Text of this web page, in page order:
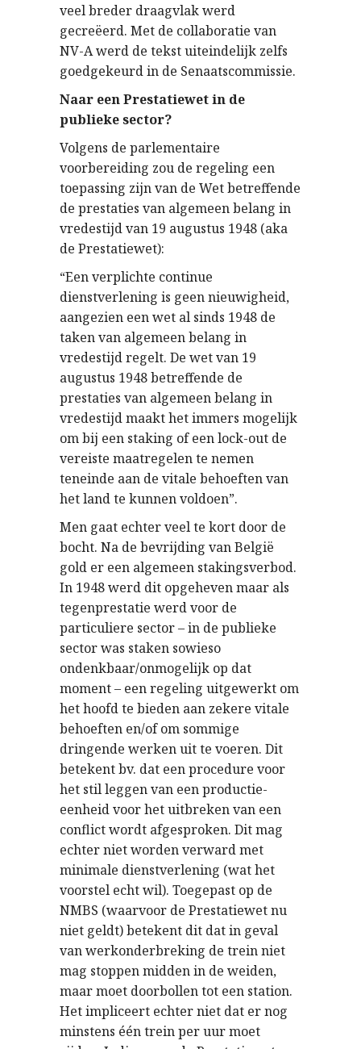
veel breder draagvlak werd
gecreëerd. Met de collaboratie van
NV-A werd de tekst uiteindelijk zelfs
goedgekeurd in de Senaatscommissie.
Naar een Prestatiewet in de
publieke sector?
Volgens de parlementaire
voorbereiding zou de regeling een
toepassing zijn van de Wet betreffende
de prestaties van algemeen belang in
vredestijd van 19 augustus 1948 (aka
de Prestatiewet):
“Een verplichte continue
dienstverlening is geen nieuwigheid,
aangezien een wet al sinds 1948 de
taken van algemeen belang in
vredestijd regelt. De wet van 19
augustus 1948 betreffende de
prestaties van algemeen belang in
vredestijd maakt het immers mogelijk
om bij een staking of een lock-out de
vereiste maatregelen te nemen
teneinde aan de vitale behoeften van
het land te kunnen voldoen”.
Men gaat echter veel te kort door de
bocht. Na de bevrijding van België
gold er een algemeen stakingsverbod.
In 1948 werd dit opgeheven maar als
tegenprestatie werd voor de
particuliere sector – in de publieke
sector was staken sowieso
ondenkbaar/onmogelijk op dat
moment – een regeling uitgewerkt om
het hoofd te bieden aan zekere vitale
behoeften en/of om sommige
dringende werken uit te voeren. Dit
betekent bv. dat een procedure voor
het stil leggen van een productie-
eenheid voor het uitbreken van een
conflict wordt afgesproken. Dit mag
echter niet worden verward met
minimale dienstverlening (wat het
voorstel echt wil). Toegepast op de
NMBS (waarvoor de Prestatiewet nu
niet geldt) betekent dit dat in geval
van werkonderbreking de trein niet
mag stoppen midden in de weiden,
maar moet doorbollen tot een station.
Het impliceert echter niet dat er nog
minstens één trein per uur moet